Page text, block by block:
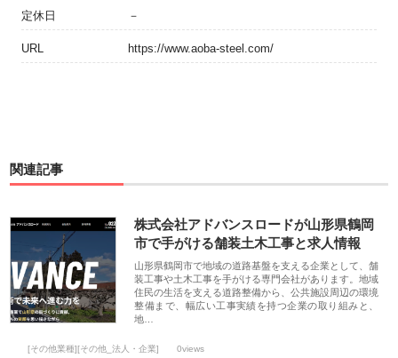
定休日 －
URL https://www.aoba-steel.com/
関連記事
株式会社アドバンスロードが山形県鶴岡
市で手がける舗装土木工事と求人情報
山形県鶴岡市で地域の道路基盤を支える企業として、舗
装工事や土木工事を手がける専門会社があります。地域
住民の生活を支える道路整備から、公共施設周辺の環境
整備まで、幅広い工事実績を持つ企業の取り組みと、
地…
[その他業種][その他_法人・企業] 0views